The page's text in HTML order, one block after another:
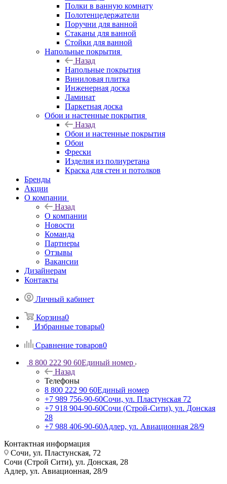
Полки в ванную комнату
Полотенцедержатели
Поручни для ванной
Стаканы для ванной
Стойки для ванной
Напольные покрытия
Назад
Напольные покрытия
Виниловая плитка
Инженерная доска
Ламинат
Паркетная доска
Обои и настенные покрытия
Назад
Обои и настенные покрытия
Обои
Фрески
Изделия из полиуретана
Краска для стен и потолков
Бренды
Акции
О компании
Назад
О компании
Новости
Команда
Партнеры
Отзывы
Вакансии
Дизайнерам
Контакты
Личный кабинет
Корзина0
Избранные товары0
Сравнение товаров0
8 800 222 90 60Единый номер
Назад
Телефоны
8 800 222 90 60Единый номер
+7 989 756-90-60Сочи, ул. Пластунская 72
+7 918 904-90-60Сочи (Строй-Сити), ул. Донская
28
+7 988 406-90-60Адлер, ул. Авиационная 28/9
Контактная информация
Сочи, ул. Пластунская, 72
Сочи (Строй Сити), ул. Донская, 28
Адлер, ул. Авиационная, 28/9